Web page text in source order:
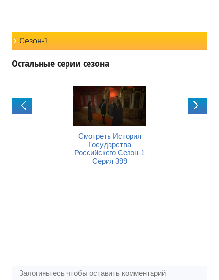
Сезон-1
Остальные серии сезона
Смотреть История
Российского Сезон-1
Смотреть История
Государства
Российского Сезон-1
Серия 400